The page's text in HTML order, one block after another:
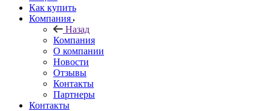
Как купить
Компания
Назад
Компания
О компании
Новости
Отзывы
Контакты
Партнеры
Контакты